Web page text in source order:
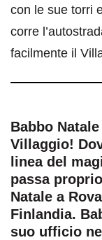
con le sue torri
corre
facilmente il
Babbo
Villaggio!
linea del
passa
Natale a
Finlandia.
suo ufficio